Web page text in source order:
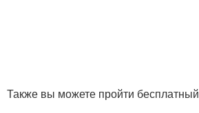
Также вы можете пройти бесплатный